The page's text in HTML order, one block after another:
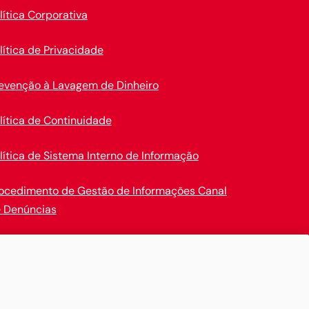
Corporativa
de Privacidade
à Lavagem de Dinheiro
de Continuidade
de Sistema Interno de Informação
de Gestão de Informações Canal
Denúncias